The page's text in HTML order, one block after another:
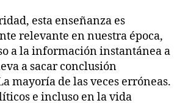
esta enseñanza es
relevante en nuestra época,
a la información instantánea a
a sacar conclusión
mayoría de las veces erróneas.
e incluso en la vida